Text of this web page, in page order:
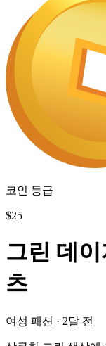
코인 등급
$25
그린 데
츠
여성 패션 · 2달 전